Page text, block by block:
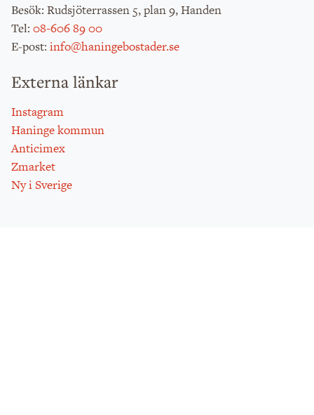
Besök: Rudsjöterrassen 5, plan 9, Handen
Tel: 08-606 89 00
E-post: info@haningebostader.se
Externa länkar
Instagram
Haninge kommun
Anticimex
Zmarket
Ny i Sverige